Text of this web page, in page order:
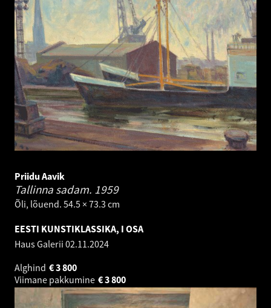
Priidu Aavik
Tallinna sadam. 1959
Õli, lõuend. 54.5 × 73.3 cm
EESTI KUNSTIKLASSIKA, I OSA
Haus Galerii 02.11.2024
Alghind
3 800
€
Viimane pakkumine
3 800
€